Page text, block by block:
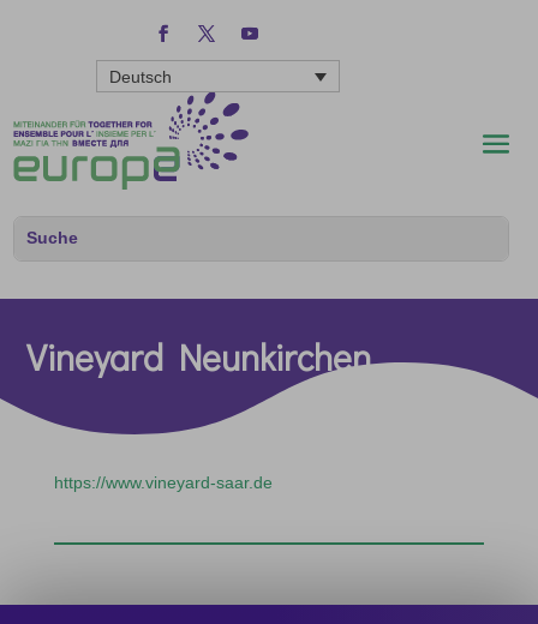
Deutsch
Vineyard Neunkirchen
https://www.vineyard-saar.de